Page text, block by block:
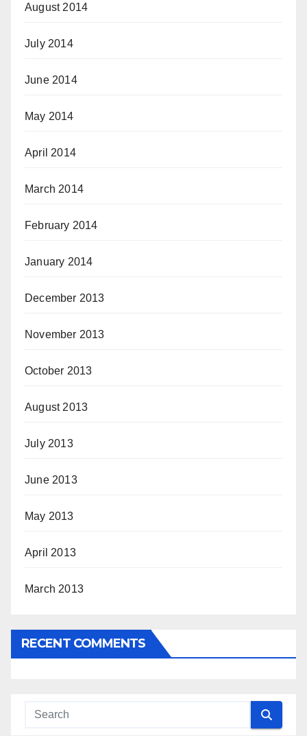
August 2014
July 2014
June 2014
May 2014
April 2014
March 2014
February 2014
January 2014
December 2013
November 2013
October 2013
August 2013
July 2013
June 2013
May 2013
April 2013
March 2013
RECENT COMMENTS